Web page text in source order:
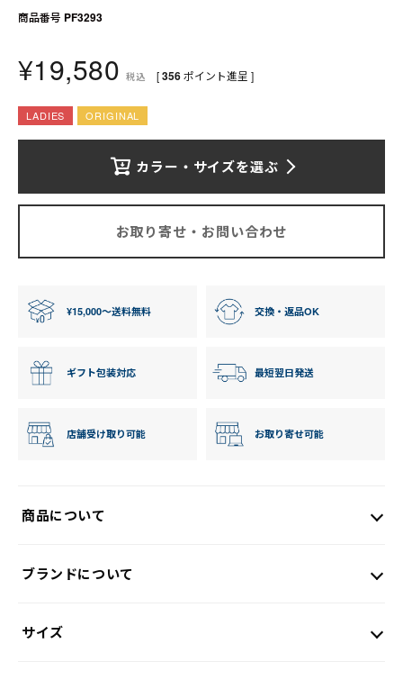
プライバシーポリシー
商品番号 PF3293
¥19,580 税込 [356ポイント進呈 ]
LADIES ORIGINAL
カラー・サイズを選ぶ
お取り寄せ・お問い合わせ
¥15,000〜送料無料 交換・返品OK
ギフト包装対応 最短翌日発送
店舗受け取り可能 お取り寄せ可能
商品について
ブランドについて
サイズ